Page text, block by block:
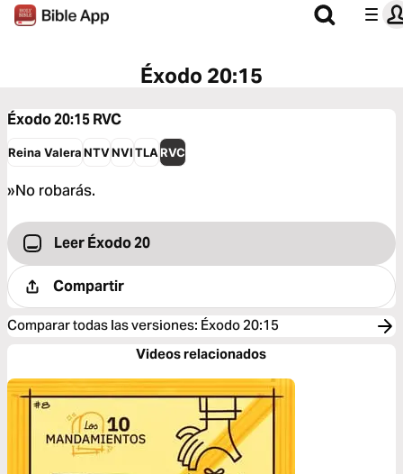
Éxodo 20:15
Éxodo 20:15RVC
Reina ValeraNTVNVITLARVC
»No robarás.
Leer Éxodo 20
Compartir
Comparar todas las versiones: Éxodo 20:15
Videos relacionados